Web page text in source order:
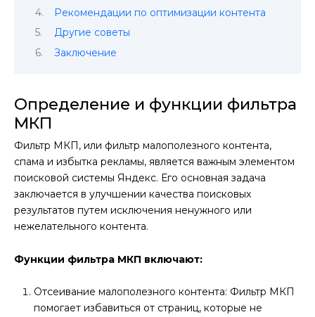
Рекомендации по оптимизации контента
Другие советы
Заключение
Определение и функции фильтра
МКП
Фильтр МКП, или фильтр малополезного контента,
спама и избытка рекламы, является важным элементом
поисковой системы Яндекс. Его основная задача
заключается в улучшении качества поисковых
результатов путем исключения ненужного или
нежелательного контента.
Функции фильтра МКП включают:
Отсеивание малополезного контента: Фильтр МКП
помогает избавиться от страниц, которые не